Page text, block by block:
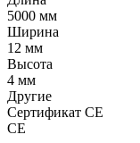
5000 мм
Ширина
12 мм
Высота
4 мм
Другие
Сертификат CE
CE